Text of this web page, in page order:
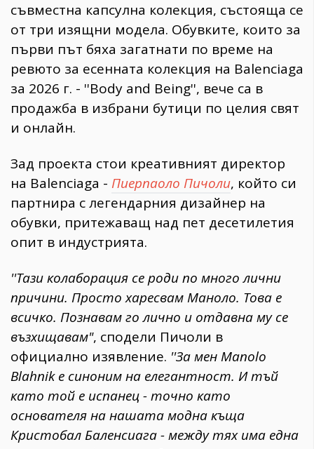
съвместна капсулна колекция, състояща се
от три изящни модела. Обувките, които за
първи път бяха загатнати по време на
ревюто за есенната колекция на Balenciaga
за 2026 г. - ''Body and Being'', вече са в
продажба в избрани бутици по целия свят
и онлайн.
​Зад проекта стои креативният директор
на Balenciaga - Пиерпаоло Пичоли, който си
партнира с легендарния дизайнер на
обувки, притежаващ над пет десетилетия
опит в индустрията.
​''Тази колаборация се роди по много лични
причини. Просто харесвам Маноло. Това е
всичко. Познавам го лично и отдавна му се
възхищавам", сподели Пичоли в
официално изявление. ''За мен Manolo
Blahnik е синоним на елегантност. И тъй
като той е испанец - точно като
основателя на нашата модна къща
Кристобал Баленсиага - между тях има една